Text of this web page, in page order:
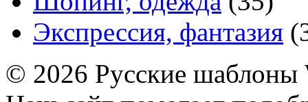
Экспрессия, фантазия
© 2026 Русские шаблоны